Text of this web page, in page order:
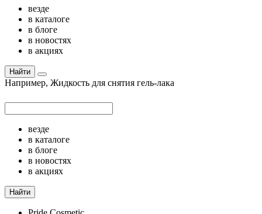
везде
в каталоге
в блоге
в новостях
в акциях
Найти
Например, Жидкость для снятия гель-лака
везде
в каталоге
в блоге
в новостях
в акциях
Найти